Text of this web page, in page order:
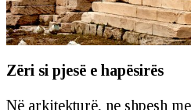
Zëri si pjesë e hapësirës
Në arkitekturë, ne shpesh